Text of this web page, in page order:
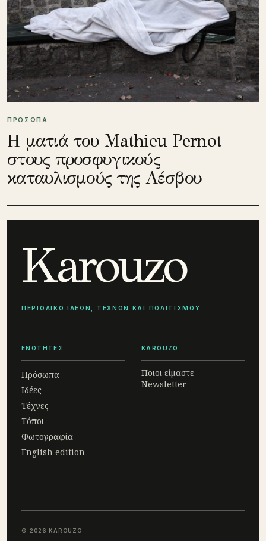
ΠΡΟΣΩΠΑ
Η ματιά του Mathieu Pernot
στους προσφυγικούς
καταυλισμούς της Λέσβου
Karouzo
ΠΕΡΙΟΔΙΚΟ ΙΔΕΩΝ, ΤΕΧΝΩΝ ΚΑΙ ΠΟΛΙΤΙΣΜΟΥ
ΕΝΟΤΗΤΕΣ
Πρόσωπα
Ιδέες
Τέχνες
Τόποι
Φωτογραφία
English edition
KAROUZO
Ποιοι είμαστε
Newsletter
© 2026 KAROUZO